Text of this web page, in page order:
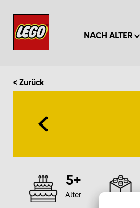
NACH ALTER
< Zurück
5+
Alter